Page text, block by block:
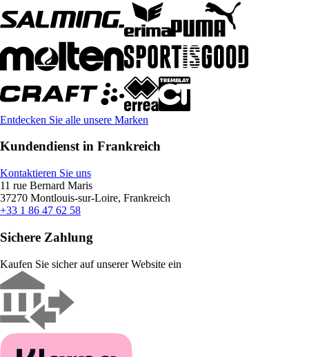
Entdecken Sie alle unsere Marken
Kundendienst in Frankreich
Kontaktieren Sie uns
11 rue Bernard Maris
37270 Montlouis-sur-Loire, Frankreich
+33 1 86 47 62 58
Sichere Zahlung
Kaufen Sie sicher auf unserer Website ein